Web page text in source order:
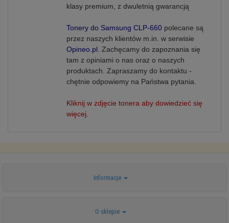
klasy premium, z dwuletnią gwarancją
Tonery do Samsung CLP-660 polecane są
przez naszych klientów m.in. w serwisie
Opineo.pl . Zachęcamy do zapoznania się
tam z opiniami o nas oraz o naszych
produktach. Zapraszamy do kontaktu -
chętnie odpowiemy na Państwa pytania.
Kliknij w zdjęcie tonera aby dowiedzieć się
więcej.
Informacje
O sklepie